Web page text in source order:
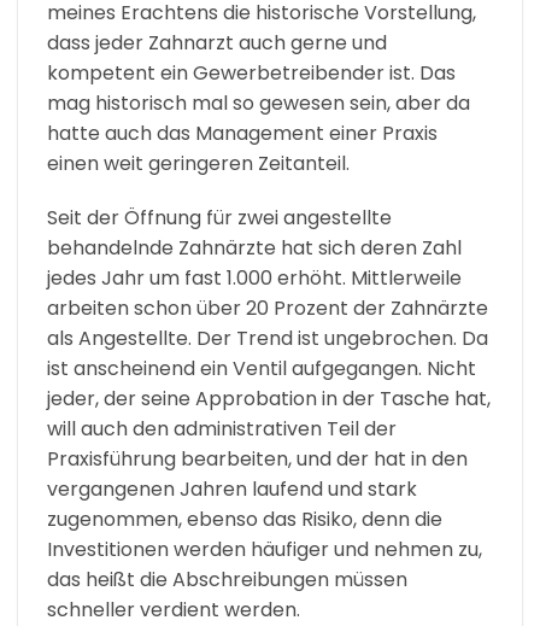
meines Erachtens die historische Vorstellung,
dass jeder Zahnarzt auch gerne und
kompetent ein Gewerbetreibender ist. Das
mag historisch mal so gewesen sein, aber da
hatte auch das Management einer Praxis
einen weit geringeren Zeitanteil.
Seit der Öffnung für zwei angestellte
behandelnde Zahnärzte hat sich deren Zahl
jedes Jahr um fast 1.000 erhöht. Mittlerweile
arbeiten schon über 20 Prozent der Zahnärzte
als Angestellte. Der Trend ist ungebrochen. Da
ist anscheinend ein Ventil aufgegangen. Nicht
jeder, der seine Approbation in der Tasche hat,
will auch den administrativen Teil der
Praxisführung bearbeiten, und der hat in den
vergangenen Jahren laufend und stark
zugenommen, ebenso das Risiko, denn die
Investitionen werden häufiger und nehmen zu,
das heißt die Abschreibungen müssen
schneller verdient werden.